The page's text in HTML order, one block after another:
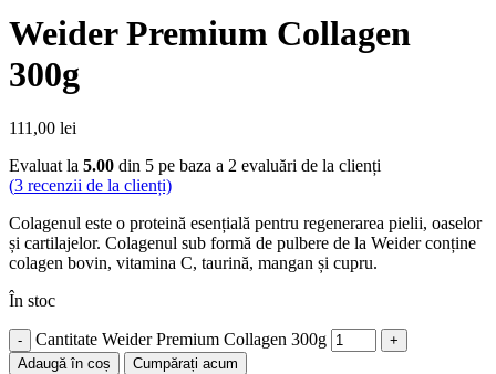
Weider Premium Collagen
300g
111,00 lei
Evaluat la 5.00 din 5 pe baza a 2 evaluări de la clienți
(3 recenzii de la clienți)
Colagenul este o proteină esențială pentru regenerarea pielii, oaselor
și cartilajelor. Colagenul sub formă de pulbere de la Weider conține
colagen bovin, vitamina C, taurină, mangan și cupru.
În stoc
Cantitate Weider Premium Collagen 300g
Adaugă în coș Cumpărați acum